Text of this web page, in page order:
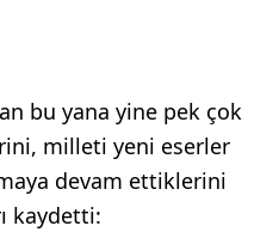
bu yana yine pek çok
milleti yeni eserler
devam ettiklerini
kaydetti: